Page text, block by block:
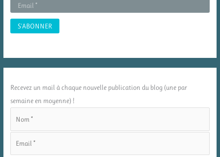
Recevez un mail à chaque nouvelle publication du blog (une par
semaine en moyenne) !